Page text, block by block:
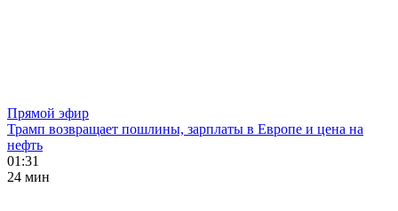
Прямой эфир
Трамп возвращает пошлины, зарплаты в Европе и цена на
нефть
01:31
24 мин